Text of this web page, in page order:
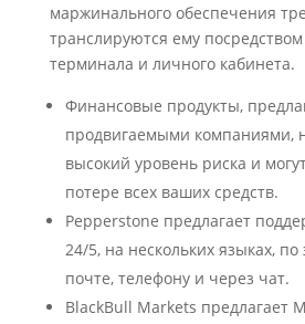
маржинального обеспечения
транслируются ему посредством
терминала и личного кабинета.
Финансовые продукты,
продвигаемыми компаниями,
высокий уровень риска и
потере всех ваших средств.
Pepperstone предлагает
24/5, на нескольких языках, по
почте, телефону и через чат.
BlackBull Markets предлагает